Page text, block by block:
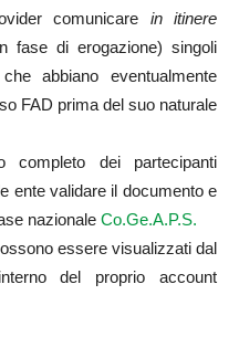
comunicare in itinere
fase di erogazione) singoli
abbiano eventualmente
FAD prima del suo naturale
completo dei partecipanti
ente validare il documento e
nazionale Co.Ge.A.P.S.
essere visualizzati dal
del proprio account